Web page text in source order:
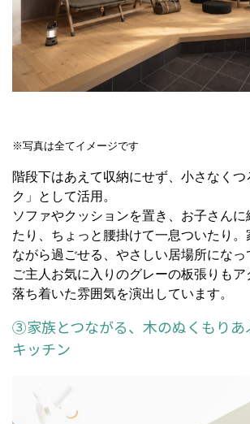
※写真は全てイメージです
階段下はあえて収納にせず、小さなくつ
ク」として活用。
ソファやクッションを置き、お子さん
たり、ちょっと腰掛けて一息ついたり。
ながら過ごせる、やさしい居場所になっ
ご主人お気に入りのグレーの板張りもア
落ち着いた雰囲気を演出しています。
③家族とつながる、木のぬくもりあ
キッチン